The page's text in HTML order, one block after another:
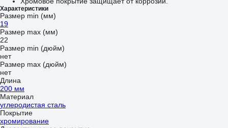
Характеристики
Размер min (мм)
19
Размер max (мм)
22
Размер min (дюйм)
нет
Размер max (дюйм)
нет
Длина
200 мм
Материал
углеродистая сталь
Покрытие
хромирование